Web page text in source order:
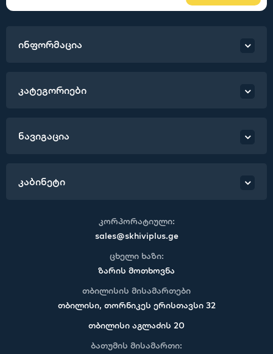
ინფორმაცია
კატეგორიები
ნავიგაცია
კაბინეტი
კორპორატიული:
sales@skhiviplus.ge
ცხელი ხაზი:
ზარის მოთხოვნა
თბილისის მისამართები
თბილისი, თორნიკეს ერისთავსი 32
თბილისი აგლაძის 20
ბათუმის მისამართი: